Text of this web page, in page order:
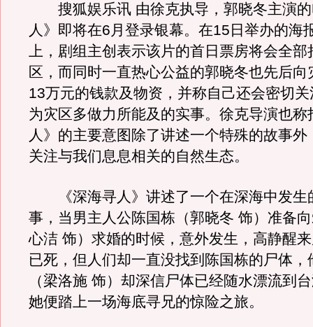
搜狐娱乐讯 由徐克执导，郭晓冬主演的
人》即将在6月登录银幕。在15日举办的海
上，剧组主创表示该片的首日票房将会全部
区，而同时一直热心公益的郭晓冬也先后向
13万元的钱款及物资，并称自己还会密切
为灾区多做力所能及的实事。徐克导演也称
人》的主要意图除了讲述一个特殊的故事外
关注与我们息息相关的自然生态。
《深海寻人》讲述了一个在深海中发生
事，当男主人公陈国栋（郭晓冬 饰）准备
心洁 饰）求婚的时候，意外发生，高静醒
已死，但人们却一直没找到陈国栋的尸体，
（梁洛施 饰）却深信尸体已经随水漂流到
她便踏上一场海底寻兄的惊险之旅。